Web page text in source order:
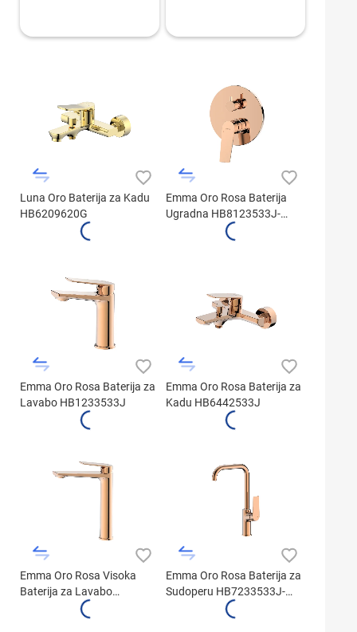
Luna Oro Baterija za Kadu
HB6209620G
Emma Oro Rosa Baterija
Ugradna HB8123533J-
Emma Oro Rosa Baterija za
Lavabo HB1233533J
Emma Oro Rosa Baterija za
Kadu HB6442533J
Emma Oro Rosa Visoka
Baterija za Lavabo
HB1442533J
Emma Oro Rosa Baterija za
Sudoperu HB7233533J-